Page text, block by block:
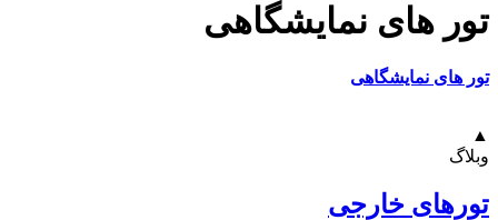
تور های نمایشگاهی
تور های نمایشگاهی
▲
وبلاگ
تورهای خارجی